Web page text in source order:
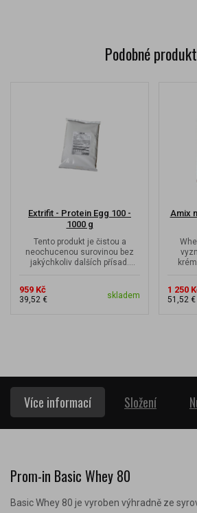
Podobné
Extrifit - Protein Egg 100 -
1000 g
Tento produkt je čistou a
neochucenou surovinou bez
jakýchkoliv dalších přísad.
959 Kč
39,52 € skladem
Amix
1 250
51,52 €
Více informací Složení
Prom-in Basic Whey 80
Basic Whey 80 je vyroben výhradně ze